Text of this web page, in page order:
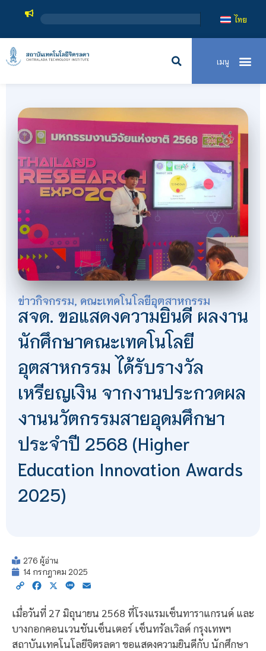
สถาบันเทคโนโลยี
ไทย
ข่าวกิจกรรม,คณะเทคโนโลยีอุตสาหกรรม
สจด. ขอแสดงความยินดี ผลงาน
นักศึกษาคณะเทคโนโลยี
อุตสาหกรรม ได้รับรางวัล
เหรียญเงิน จากงานประกวดผล
งานนวัตกรรมสายอุดมศึกษา
ประจำปี 2568 (Higher
Education Innovation Awards
2025)
276 ผู้อ่าน
14 กรกฎาคม 2025
Copy Facebook
X Line
เมื่อวันที่ 27 มิถุนายน 2568 ที่โรงแรมเซ็นทาราแกรนด์ และ
บางกอกคอนเวนชันเซ็นเตอร์ เซ็นทรัลเวิลด์ กรุงเทพฯ
สถาบันเทคโนโลยีจิตรลดา ขอแสดงความยินดีกับ นักศึกษา